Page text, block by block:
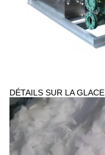
DÉTAILS SUR LA GLACE